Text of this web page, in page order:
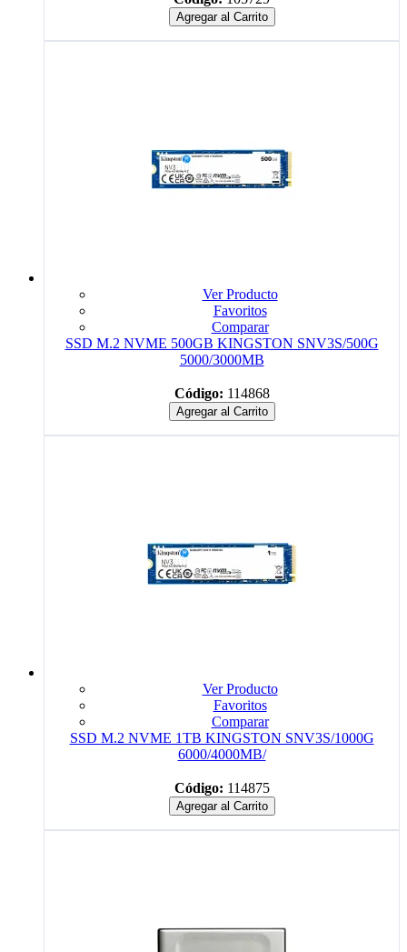
Agregar al Carrito
Ver Producto
Favoritos
Comparar
SSD M.2 NVME 500GB KINGSTON SNV3S/500G
5000/3000MB
Código: 114868
Agregar al Carrito
Ver Producto
Favoritos
Comparar
SSD M.2 NVME 1TB KINGSTON SNV3S/1000G
6000/4000MB/
Código: 114875
Agregar al Carrito